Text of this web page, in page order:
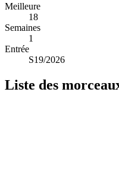
Meilleure
18
Semaines
1
Entrée
S19/2026
Liste des